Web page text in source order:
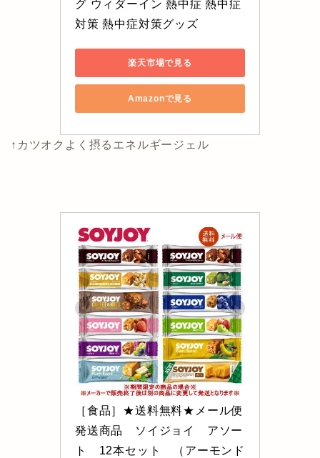
グ ウィダーイン 熱中症 熱中症
対策 熱中症対策グッズ
楽天市場で見る
Amazonで見る
↑カツオクよく摂るエネルギージェル
［食品］★送料無料★メール便
発送商品　ソイジョイ　アソー
ト　12本セット　（アーモンド